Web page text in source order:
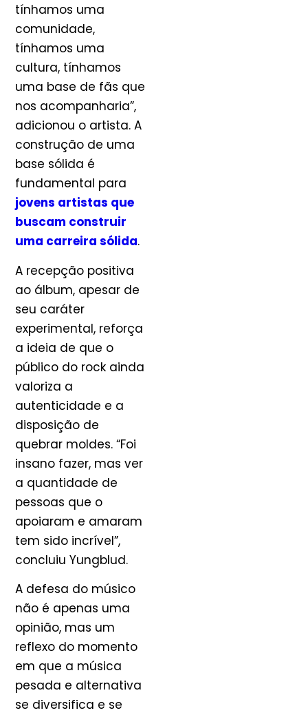
tínhamos uma
comunidade,
tínhamos uma
cultura, tínhamos
uma base de fãs que
nos acompanharia”,
adicionou o artista. A
construção de uma
base sólida é
fundamental para
jovens artistas que
buscam construir
uma carreira sólida.
A recepção positiva
ao álbum, apesar de
seu caráter
experimental, reforça
a ideia de que o
público do rock ainda
valoriza a
autenticidade e a
disposição de
quebrar moldes. “Foi
insano fazer, mas ver
a quantidade de
pessoas que o
apoiaram e amaram
tem sido incrível”,
concluiu Yungblud.
A defesa do músico
não é apenas uma
opinião, mas um
reflexo do momento
em que a música
pesada e alternativa
se diversifica e se